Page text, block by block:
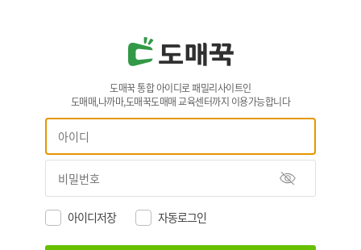
도매꾹 통합 아이디로 패밀리사이트인
도매매,나까마,도매꾹도매매 교육센터까지 이용가능합니다
아이디저장 자동로그인